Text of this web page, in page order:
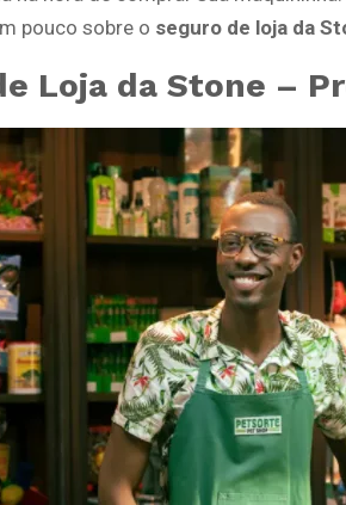
pouco sobre o seguro de loja da
Loja da Stone –